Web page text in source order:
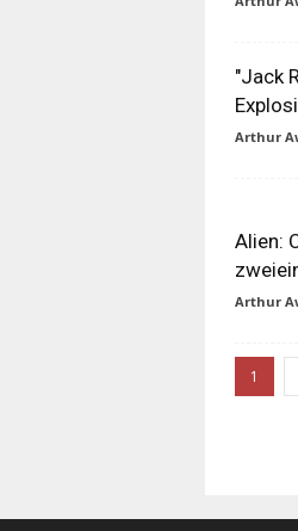
"Jack
Arthur
Alien:
Arthur
1